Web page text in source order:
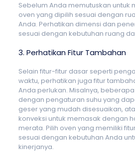
Sebelum Anda memutuskan untuk
oven yang dipilih sesuai dengan
Anda. Perhatikan dimensi dan
sesuai dengan kebutuhan ruang
3. Perhatikan Fitur Tambahan
Selain fitur-fitur dasar seperti
waktu, perhatikan juga fitur
Anda perlukan. Misalnya,
dengan pengaturan suhu yang
geser yang mudah disesuaikan,
konveksi untuk memasak dengan
merata. Pilih oven yang memiliki
sesuai dengan kebutuhan Anda
kinerjanya.